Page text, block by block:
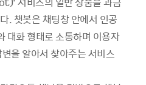
. 챗봇은 채팅창 안에서 인공
대화 형태로 소통하며 이용자
을 알아서 찾아주는 서비스